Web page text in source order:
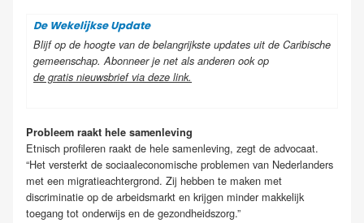
De Wekelijkse Update
Blijf op de hoogte van de belangrijkste updates uit de Caribische
gemeenschap. Abonneer je net als anderen ook op
de gratis nieuwsbrief via deze link.
Probleem raakt hele samenleving
Etnisch profileren raakt de hele samenleving, zegt de advocaat.
“Het versterkt de sociaaleconomische problemen van Nederlanders
met een migratieachtergrond. Zij hebben te maken met
discriminatie op de arbeidsmarkt en krijgen minder makkelijk
toegang tot onderwijs en de gezondheidszorg.”